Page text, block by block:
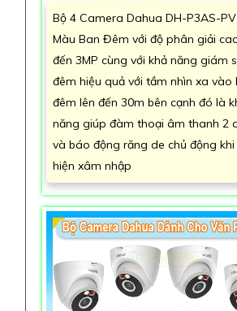
Bộ 4 Camera Dahua DH-P3AS-
Màu Ban Đêm với độ phân giải
đến 3MP cùng với khả năng giám
đêm hiệu quả với tầm nhìn xa vào
đêm lên đến 30m bên cạnh đó là
năng giúp đàm thoại âm thanh 2
và báo động răng de chủ động
hiện xâm nhập